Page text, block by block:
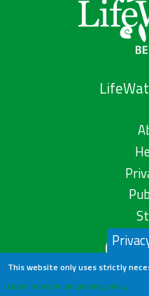
This website only uses strictly
Learn more in our privacy policy